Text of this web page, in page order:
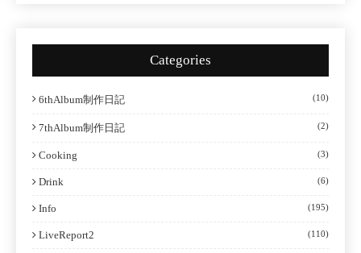
Categories
6thAlbum制作日記 (10)
7thAlbum制作日記 (2)
Cooking (3)
Drink (6)
Info (195)
LiveReport2 (110)